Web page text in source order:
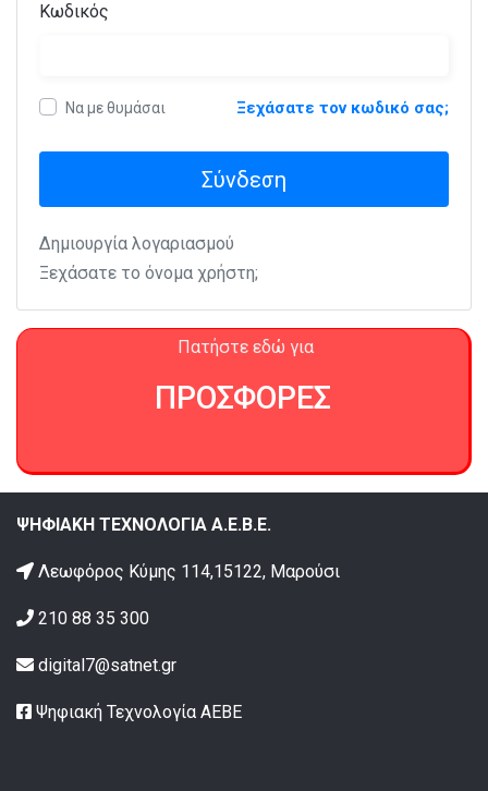
Κωδικός
Να με θυμάσαι Ξεχάσατε τον κωδικό σας;
Σύνδεση
Δημιουργία λογαριασμού
Ξεχάσατε το όνομα χρήστη;
Πατήστε εδώ για
ΠΡΟΣΦΟΡΕΣ
ΨΗΦΙΑΚΗ ΤΕΧΝΟΛΟΓΙΑ Α.Ε.Β.Ε.
Λεωφόρος Κύμης 114,15122, Μαρούσι
210 88 35 300
digital7@satnet.gr
Ψηφιακή Τεχνολογία ΑΕΒΕ